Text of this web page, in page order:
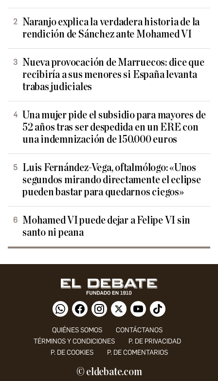
Naranjo explica la verdadera historia de la
rendición de Sánchez ante Mohamed VI
Nueva provocación de Marruecos: dice que
recibiría a sus menores si España levanta
trabas judiciales
Una mujer pide el subsidio para mayores de
52 años tras ser despedida en un ERE con
una indemnización de 150.000 euros
Luis Fernández-Vega, oftalmólogo: «Unos
segundos mirando directamente el eclipse
pueden bastar para quedarnos ciegos»
Mohamed VI puede dejar a Felipe VI sin
santo ni peana
QUIÉNES SOMOS
CONTÁCTANOS
TÉRMINOS Y CONDICIONES
P. DE PRIVACIDAD
P. DE COOKIES
P. DE COMENTARIOS
© eldebate.com